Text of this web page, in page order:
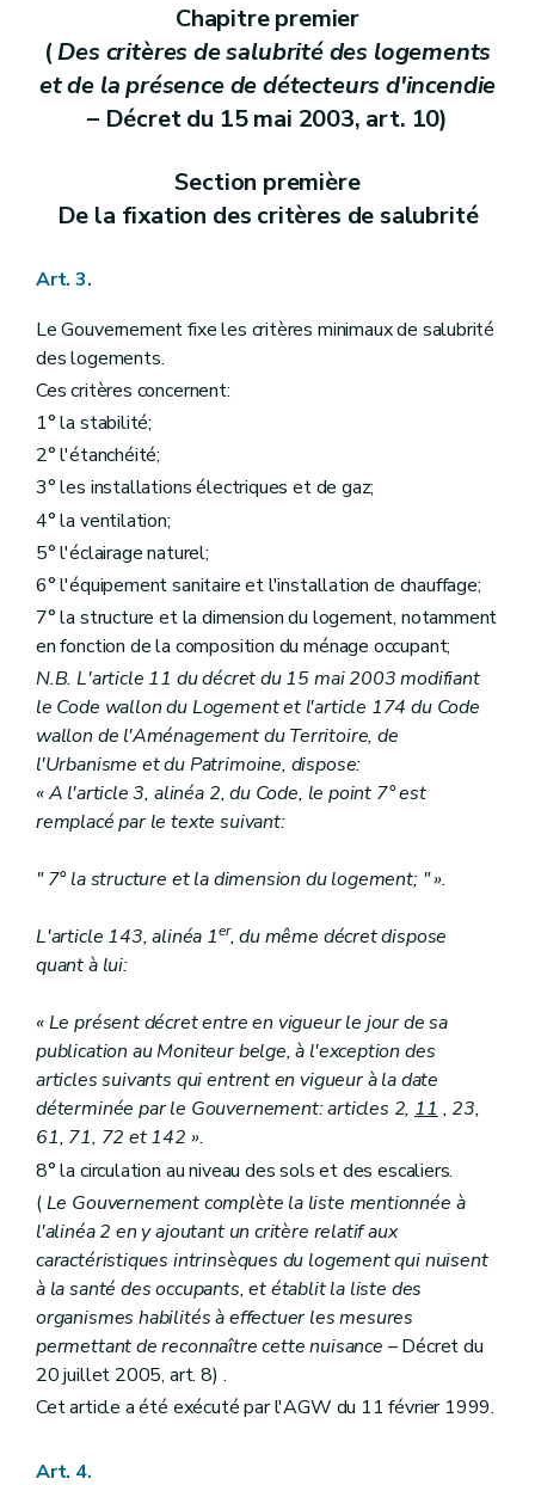
Chapitre premier
(Des critères de salubrité des logements
et de la présence de détecteurs d'incendie
– Décret du 15 mai 2003, art. 10)
Section première
De la fixation des critères de salubrité
Art. 3.
Le Gouvernement fixe les critères minimaux de salubrité
des logements.
Ces critères concernent:
1° la stabilité;
2° l'étanchéité;
3° les installations électriques et de gaz;
4° la ventilation;
5° l'éclairage naturel;
6° l'équipement sanitaire et l'installation de chauffage;
7° la structure et la dimension du logement, notamment
en fonction de la composition du ménage occupant;
N.B. L'article 11 du décret du 15 mai 2003 modifiant
le Code wallon du Logement et l'article 174 du Code
wallon de l'Aménagement du Territoire, de
l'Urbanisme et du Patrimoine, dispose:
« A l'article 3, alinéa 2, du Code, le point 7° est
remplacé par le texte suivant:
" 7° la structure et la dimension du logement; " ».
L'article 143, alinéa 1er, du même décret dispose
quant à lui:
« Le présent décret entre en vigueur le jour de sa
publication au Moniteur belge, à l'exception des
articles suivants qui entrent en vigueur à la date
déterminée par le Gouvernement: articles 2, 11 , 23,
61, 71, 72 et 142 ».
8° la circulation au niveau des sols et des escaliers.
(Le Gouvernement complète la liste mentionnée à
l'alinéa 2 en y ajoutant un critère relatif aux
caractéristiques intrinsèques du logement qui nuisent
à la santé des occupants, et établit la liste des
organismes habilités à effectuer les mesures
permettant de reconnaître cette nuisance – Décret du
20 juillet 2005, art. 8) .
Cet article a été exécuté par l'AGW du 11 février 1999.
Art. 4.